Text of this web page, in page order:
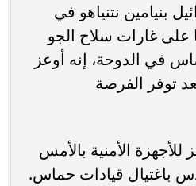
بنيامين نتنياهو في
على غارات سلاح الجو
في الدوحة، إنه أوعز
توفر الفرصة
للأجهزة الأمنية بالأمس
باغتيال قيادات حماس.